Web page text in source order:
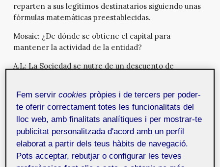
reparten a sus legítimos destinatarios siguiendo unas
fórmulas matemáticas preestablecidas.
Mosaic: ¿De dónde se obtiene el capital para
mantener la actividad de la entidad?
A.L: La Sociedad se nutre de un descuento de
por derechos de autor, la entidad reparte estos x euros
entre los autores, menos un descuento de
administración que le sirve para sufragar, lógicamente,
toda su estructura.
Mosaic:
¿Cómo puede gestionar la SGAE los derechos
de autor a nivel Internacional?
Fem servircookies pròpies i de tercers per poder-
te oferir correctament totes les funcionalitats del
lloc web, amb finalitats analítiques i per mostrar-te
publicitat personalitzada d'acord amb un perfil
elaborat a partir dels teus hàbits de navegació.
Pots acceptar, rebutjar o configurar les teves